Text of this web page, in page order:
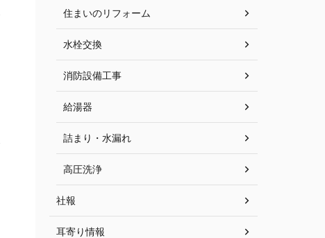
住まいのリフォーム
水栓交換
消防設備工事
給湯器
詰まり・水漏れ
高圧洗浄
社報
耳寄り情報